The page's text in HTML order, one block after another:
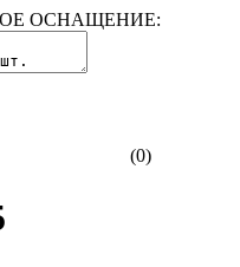
ОСНАЩЕНИЕ:
(0)